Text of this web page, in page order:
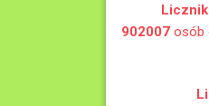
902007 osób